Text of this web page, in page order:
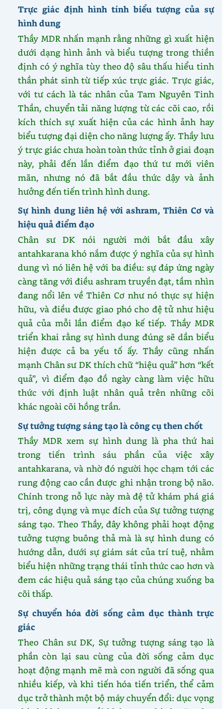
Trực giác định hình tính biểu tượng của sự
hình dung
Thầy MDR nhấn mạnh rằng những gì xuất hiện
dưới dạng hình ảnh và biểu tượng trong thiền
định có ý nghĩa tùy theo độ sâu thấu hiểu tinh
thần phát sinh từ tiếp xúc trực giác. Trực giác,
với tư cách là tác nhân của Tam Nguyên Tinh
Thần, chuyển tải năng lượng từ các cõi cao, rồi
kích thích sự xuất hiện của các hình ảnh hay
biểu tượng đại diện cho năng lượng ấy. Thầy lưu
ý trực giác chưa hoàn toàn thức tỉnh ở giai đoạn
này, phải đến lần điểm đạo thứ tư mới viên
mãn, nhưng nó đã bắt đầu thức dậy và ảnh
hưởng đến tiến trình hình dung.
Sự hình dung liên hệ với ashram, Thiên Cơ và
hiệu quả điểm đạo
Chân sư DK nói người mới bắt đầu xây
antahkarana khó nắm được ý nghĩa của sự hình
dung vì nó liên hệ với ba điều: sự đáp ứng ngày
càng tăng với điều ashram truyền đạt, tầm nhìn
đang nổi lên về Thiên Cơ như nó thực sự hiện
hữu, và điều được giao phó cho đệ tử như hiệu
quả của mỗi lần điểm đạo kế tiếp. Thầy MDR
triển khai rằng sự hình dung đúng sẽ dần biểu
hiện được cả ba yếu tố ấy. Thầy cũng nhấn
mạnh Chân sư DK thích chữ “hiệu quả” hơn “kết
quả”, vì điểm đạo đồ ngày càng làm việc hữu
thức với định luật nhân quả trên những cõi
khác ngoài cõi hồng trần.
Sự tưởng tượng sáng tạo là công cụ then chốt
Thầy MDR xem sự hình dung là pha thứ hai
trong tiến trình sáu phần của việc xây
antahkarana, và nhờ đó người học chạm tới các
rung động cao cần được ghi nhận trong bộ não.
Chính trong nỗ lực này mà đệ tử khám phá giá
trị, công dụng và mục đích của Sự tưởng tượng
sáng tạo. Theo Thầy, đây không phải hoạt động
tưởng tượng buông thả mà là sự hình dung có
hướng dẫn, dưới sự giám sát của trí tuệ, nhằm
biểu hiện những trạng thái tỉnh thức cao hơn và
đem các hiệu quả sáng tạo của chúng xuống ba
cõi thấp.
Sự chuyển hóa đời sống cảm dục thành trực
giác
Theo Chân sư DK, Sự tưởng tượng sáng tạo là
phần còn lại sau cùng của đời sống cảm dục
hoạt động mạnh mẽ mà con người đã sống qua
nhiều kiếp, và khi tiến hóa tiến triển, thể cảm
dục trở thành một bộ máy chuyển đổi: dục vọng